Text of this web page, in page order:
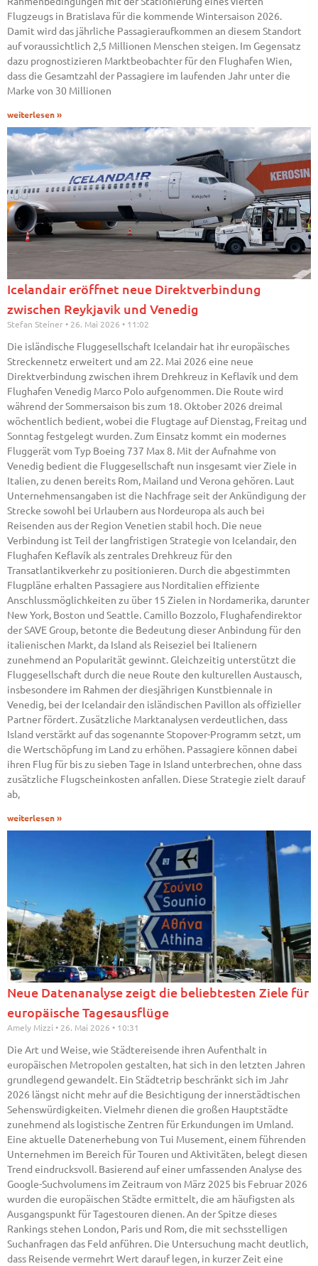
Flugzeugs in Bratislava für die kommende Wintersaison 2026.
Damit wird das jährliche Passagieraufkommen an diesem Standort
auf voraussichtlich 2,5 Millionen Menschen steigen. Im Gegensatz
dazu prognostizieren Marktbeobachter für den Flughafen Wien,
dass die Gesamtzahl der Passagiere im laufenden Jahr unter die
Marke von 30 Millionen
weiterlesen »
Icelandair eröffnet neue Direktverbindung
zwischen Reykjavik und Venedig
Stefan Steiner 26. Mai 2026 11:02
Die isländische Fluggesellschaft Icelandair hat ihr europäisches
Streckennetz erweitert und am 22. Mai 2026 eine neue
Direktverbindung zwischen ihrem Drehkreuz in Keflavík und dem
Flughafen Venedig Marco Polo aufgenommen. Die Route wird
während der Sommersaison bis zum 18. Oktober 2026 dreimal
wöchentlich bedient, wobei die Flugtage auf Dienstag, Freitag und
Sonntag festgelegt wurden. Zum Einsatz kommt ein modernes
Fluggerät vom Typ Boeing 737 Max 8. Mit der Aufnahme von
Venedig bedient die Fluggesellschaft nun insgesamt vier Ziele in
Italien, zu denen bereits Rom, Mailand und Verona gehören. Laut
Unternehmensangaben ist die Nachfrage seit der Ankündigung der
Strecke sowohl bei Urlaubern aus Nordeuropa als auch bei
Reisenden aus der Region Venetien stabil hoch. Die neue
Verbindung ist Teil der langfristigen Strategie von Icelandair, den
Flughafen Keflavík als zentrales Drehkreuz für den
Transatlantikverkehr zu positionieren. Durch die abgestimmten
Flugpläne erhalten Passagiere aus Norditalien effiziente
Anschlussmöglichkeiten zu über 15 Zielen in Nordamerika, darunter
New York, Boston und Seattle. Camillo Bozzolo, Flughafendirektor
der SAVE Group, betonte die Bedeutung dieser Anbindung für den
italienischen Markt, da Island als Reiseziel bei Italienern
zunehmend an Popularität gewinnt. Gleichzeitig unterstützt die
Fluggesellschaft durch die neue Route den kulturellen Austausch,
insbesondere im Rahmen der diesjährigen Kunstbiennale in
Venedig, bei der Icelandair den isländischen Pavillon als offizieller
Partner fördert. Zusätzliche Marktanalysen verdeutlichen, dass
Island verstärkt auf das sogenannte Stopover-Programm setzt, um
die Wertschöpfung im Land zu erhöhen. Passagiere können dabei
ihren Flug für bis zu sieben Tage in Island unterbrechen, ohne dass
zusätzliche Flugscheinkosten anfallen. Diese Strategie zielt darauf
ab,
weiterlesen »
Neue Datenanalyse zeigt die beliebtesten Ziele für
europäische Tagesausflüge
Amely Mizzi 26. Mai 2026 10:31
Die Art und Weise, wie Städtereisende ihren Aufenthalt in
europäischen Metropolen gestalten, hat sich in den letzten Jahren
grundlegend gewandelt. Ein Städtetrip beschränkt sich im Jahr
2026 längst nicht mehr auf die Besichtigung der innerstädtischen
Sehenswürdigkeiten. Vielmehr dienen die großen Hauptstädte
zunehmend als logistische Zentren für Erkundungen im Umland.
Eine aktuelle Datenerhebung von Tui Musement, einem führenden
Unternehmen im Bereich für Touren und Aktivitäten, belegt diesen
Trend eindrucksvoll. Basierend auf einer umfassenden Analyse des
Google-Suchvolumens im Zeitraum von März 2025 bis Februar 2026
wurden die europäischen Städte ermittelt, die am häufigsten als
Ausgangspunkt für Tagestouren dienen. An der Spitze dieses
Rankings stehen London, Paris und Rom, die mit sechsstelligen
Suchanfragen das Feld anführen. Die Untersuchung macht deutlich,
dass Reisende vermehrt Wert darauf legen, in kurzer Zeit eine